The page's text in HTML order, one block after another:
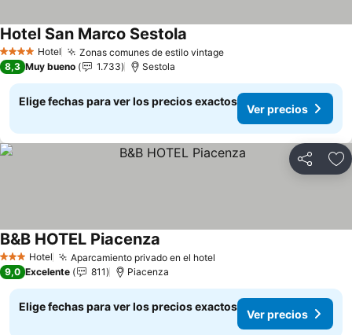
4 EstrellasHotel Zonas comunes de estilo vintageVer precios
Hotel San Marco Sestola
8,3 Muy bueno 1.733 Sestola
Elige fechas para ver los precios exactos
Ver precios
Compartir
3 Estrellas
Hotel Aparcamiento privado en el hotel
B&B HOTEL Piacenza
9,0 Excelente 811 Piacenza
Elige fechas para ver los precios exactos
Ver precios